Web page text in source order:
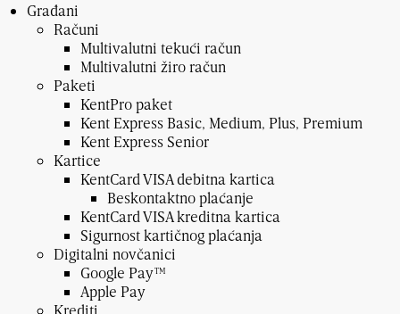
Građani
Računi
Multivalutni tekući račun
Multivalutni žiro račun
Paketi
KentPro paket
Kent Express Basic, Medium, Plus, Premium
Kent Express Senior
Kartice
KentCard VISA debitna kartica
Beskontaktno plaćanje
KentCard VISA kreditna kartica
Sigurnost kartičnog plaćanja
Digitalni novčanici
Google Pay™️
Apple Pay
Krediti